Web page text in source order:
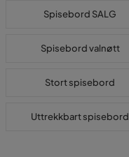
Spisebord SALG
Spisebord valnøtt
Stort spisebord
Uttrekkbart spisebord